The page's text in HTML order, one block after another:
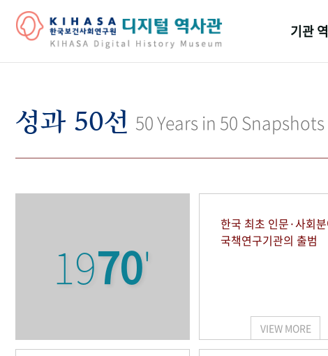
기관
기관 변천
성과 50선 50 Years in 50 Snapshots
1970'
한국 최초 인문·사회
국책연구기관의 출범
VIEW MORE